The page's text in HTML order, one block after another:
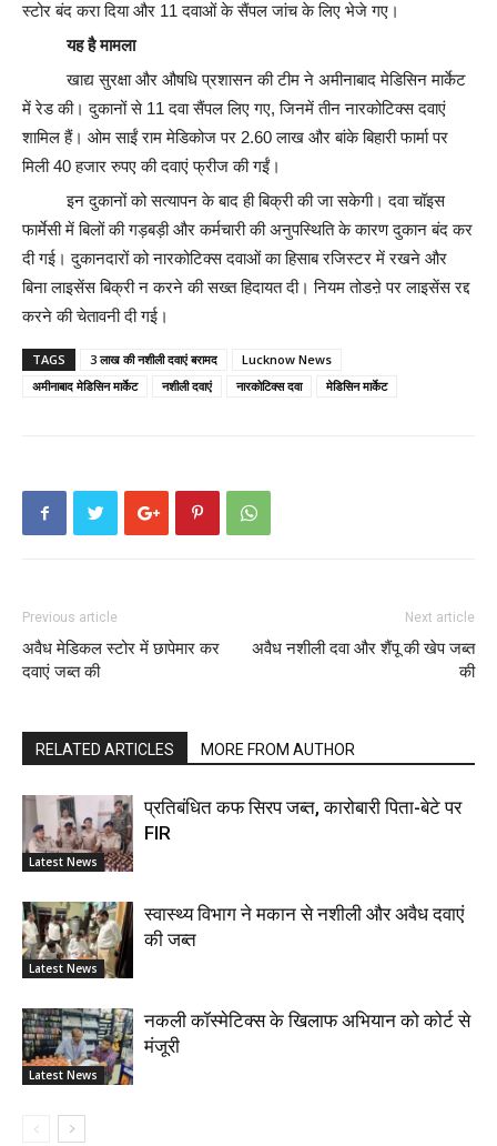
स्टोर बंद करा दिया और 11 दवाओं के सैंपल जांच के लिए भेजे गए।
यह है मामला
खाद्य सुरक्षा और औषधि प्रशासन की टीम ने अमीनाबाद मेडिसिन मार्केट
में रेड की। दुकानों से 11 दवा सैंपल लिए गए, जिनमें तीन नारकोटिक्स दवाएं
शामिल हैं। ओम साईं राम मेडिकोज पर 2.60 लाख और बांके बिहारी फार्मा पर
मिली 40 हजार रुपए की दवाएं फ्रीज की गईं।
इन दुकानों को सत्यापन के बाद ही बिक्री की जा सकेगी। दवा चॉइस
फार्मेसी में बिलों की गड़बड़ी और कर्मचारी की अनुपस्थिति के कारण दुकान बंद कर
दी गई। दुकानदारों को नारकोटिक्स दवाओं का हिसाब रजिस्टर में रखने और
बिना लाइसेंस बिक्री न करने की सख्त हिदायत दी। नियम तोडऩे पर लाइसेंस रद्द
करने की चेतावनी दी गई।
TAGS 3 लाख की नशीली दवाएं बरामद
Lucknow News
अमीनाबाद मेडिसिन मार्केट
नशीली दवाएं नारकोटिक्स दवा मेडिसिन मार्केट
Previous article
अवैध मेडिकल स्टोर में छापेमार कर
दवाएं जब्त की
Next article
अवैध नशीली दवा और शैंपू की खेप जब्त
की
RELATED ARTICLES MORE FROM AUTHOR
Latest News
प्रतिबंधित कफ सिरप जब्त, कारोबारी पिता-बेटे पर
FIR
Latest News
स्वास्थ्य विभाग ने मकान से नशीली और अवैध दवाएं
की जब्त
Latest News
नकली कॉस्मेटिक्स के खिलाफ अभियान को कोर्ट से
मंजूरी